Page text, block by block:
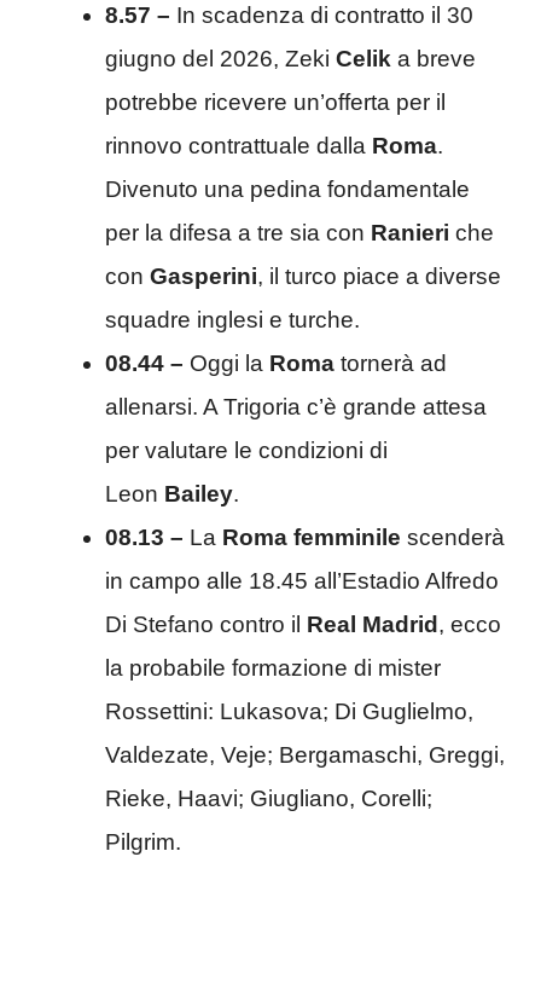
8.57 – In scadenza di contratto il 30
giugno del 2026, Zeki Celik a breve
potrebbe ricevere un’offerta per il
rinnovo contrattuale dalla Roma.
Divenuto una pedina fondamentale
per la difesa a tre sia con Ranieri che
con Gasperini, il turco piace a diverse
squadre inglesi e turche.
08.44 – Oggi la Roma tornerà ad
allenarsi. A Trigoria c’è grande attesa
per valutare le condizioni di
Leon Bailey.
08.13 – La Roma femminile scenderà
in campo alle 18.45 all’Estadio Alfredo
Di Stefano contro il Real Madrid , ecco
la probabile formazione di mister
Rossettini: Lukasova; Di Guglielmo,
Valdezate, Veje; Bergamaschi, Greggi,
Rieke, Haavi; Giugliano, Corelli;
Pilgrim.